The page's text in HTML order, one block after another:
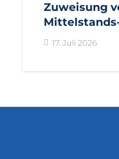
Zuweisung
17. Juli 2026